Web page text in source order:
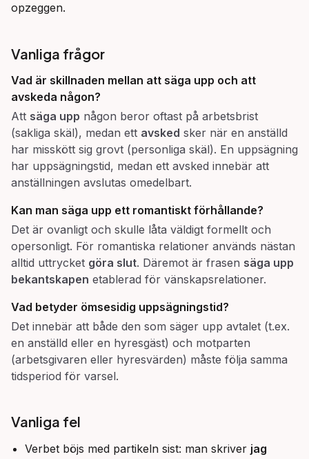
opzeggen.
Vanliga frågor
Vad är skillnaden mellan att säga upp och att
avskeda någon?
Att säga upp någon beror oftast på arbetsbrist
(sakliga skäl), medan ett avsked sker när en anställd
har misskött sig grovt (personliga skäl). En uppsägning
har uppsägningstid, medan ett avsked innebär att
anställningen avslutas omedelbart.
Kan man säga upp ett romantiskt förhållande?
Det är ovanligt och skulle låta väldigt formellt och
opersonligt. För romantiska relationer används nästan
alltid uttrycket göra slut. Däremot är frasen säga upp
bekantskapen etablerad för vänskapsrelationer.
Vad betyder ömsesidig uppsägningstid?
Det innebär att både den som säger upp avtalet (t.ex.
en anställd eller en hyresgäst) och motparten
(arbetsgivaren eller hyresvärden) måste följa samma
tidsperiod för varsel.
Vanliga fel
Verbet böjs med partikeln sist: man skriver jag